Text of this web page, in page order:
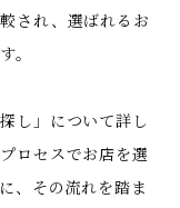
され、選ばれるお
。
し」について詳し
ロセスでお店を選
、その流れを踏ま